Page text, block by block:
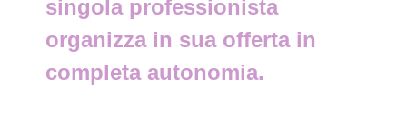
singola professionista
organizza in sua offerta in
completa autonomia.